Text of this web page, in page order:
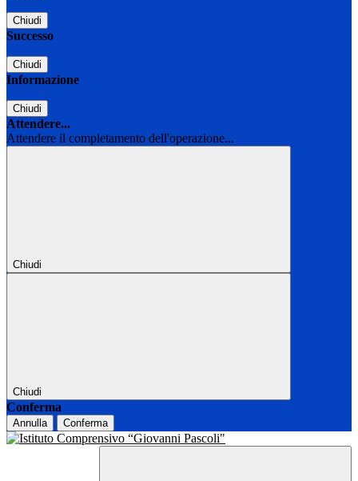
Chiudi
Successo
Chiudi
Informazione
Chiudi
Attendere...
Attendere il completamento dell'operazione...
Chiudi
Chiudi
Conferma
Annulla Conferma